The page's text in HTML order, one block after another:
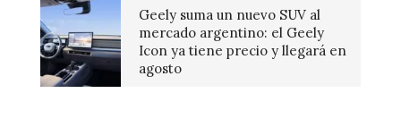
Geely suma un nuevo SUV al
mercado argentino: el Geely
Icon ya tiene precio y llegará en
agosto